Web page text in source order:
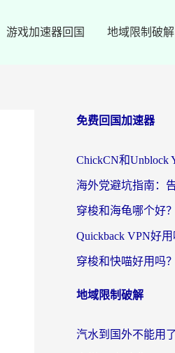
游戏加速器回国 地域限制破解
免费回国加速器
地域限制破解